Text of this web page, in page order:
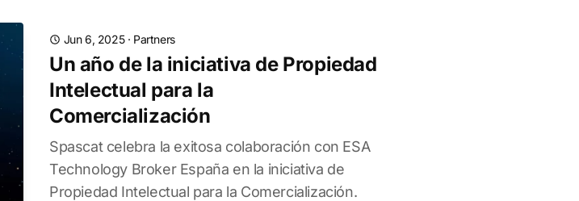
Jun 6, 2025· Partners
Un año de la iniciativa de Propiedad
Intelectual para la
Comercialización
Spascat celebra la exitosa colaboración con ESA
Technology Broker España en la iniciativa de
Propiedad Intelectual para la Comercialización.